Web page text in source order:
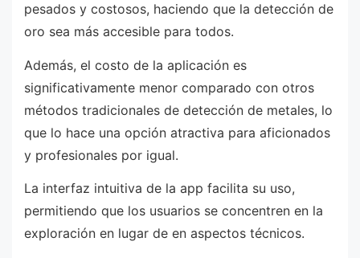
pesados y costosos, haciendo que la detección de
oro sea más accesible para todos.
Además, el costo de la aplicación es
significativamente menor comparado con otros
métodos tradicionales de detección de metales, lo
que lo hace una opción atractiva para aficionados
y profesionales por igual.
La interfaz intuitiva de la app facilita su uso,
permitiendo que los usuarios se concentren en la
exploración en lugar de en aspectos técnicos.